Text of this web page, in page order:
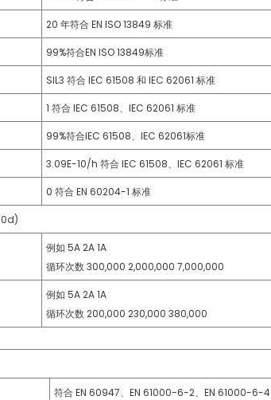
20 年符合 EN ISO 13849 标准
99%符合EN ISO 13849标准
SIL3 符合 IEC 61508 和 IEC 62061 标准
1 符合 IEC 61508、IEC 62061 标准
99%符合IEC 61508、IEC 62061标准
3.09E-10/h 符合 IEC 61508、IEC 62061 标准
0 符合 EN 60204-1 标准
例如 5A 2A 1A
循环次数 300,000 2,000,000 7,000,000
例如 5A 2A 1A
循环次数 200,000 230,000 380,000
符合 EN 60947、EN 61000-6-2、EN 61000-6-4